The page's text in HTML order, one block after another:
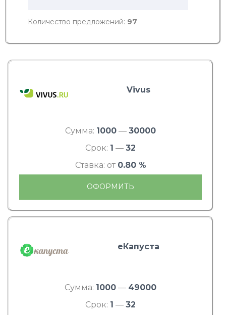
Количество предложений: 97
Vivus
Сумма: 1000 — 30000
Срок: 1 — 32
Ставка: от 0.80 %
ОФОРМИТЬ
еКапуста
Сумма: 1000 — 49000
Срок: 1 — 32